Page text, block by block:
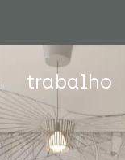
trabalho